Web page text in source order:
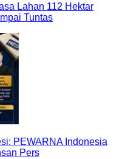
Lahan 112 Hektar
Tuntas
PEWARNA Indonesia
Pers